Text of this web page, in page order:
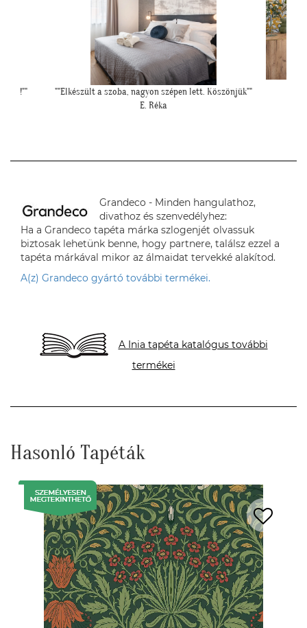
"Elkészültünk, szuper lett. :)"
R. Viktória
Grandeco - Minden hangulathoz,
divathoz és szenvedélyhez:
Ha a Grandeco tapéta márka szlogenjét olvassuk
biztosak lehetünk benne, hogy partnere, találsz ezzel a
tapéta márkával mikor az álmaidat tervekké alakítod.
A(z) Grandeco gyártó további termékei.
A Inia tapéta katalógus további
termékei
Hasonló Tapéták